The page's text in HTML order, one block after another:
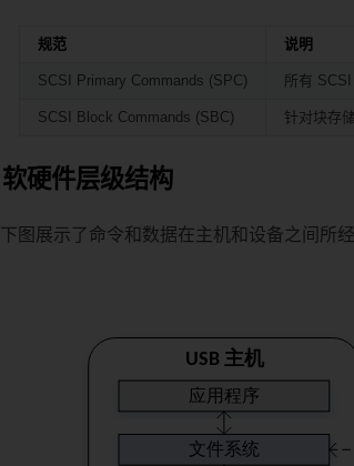
规范 说明
SCSI Primary Commands (SPC) 所有
SCSI Block Commands (SBC) 针对块存
软硬件层级结构
下图展示了命令和数据在主机和设备之间所